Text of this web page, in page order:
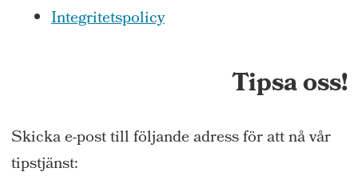
Integritetspolicy
Tipsa oss!
Skicka e-post till följande adress för att nå vår
tipstjänst: